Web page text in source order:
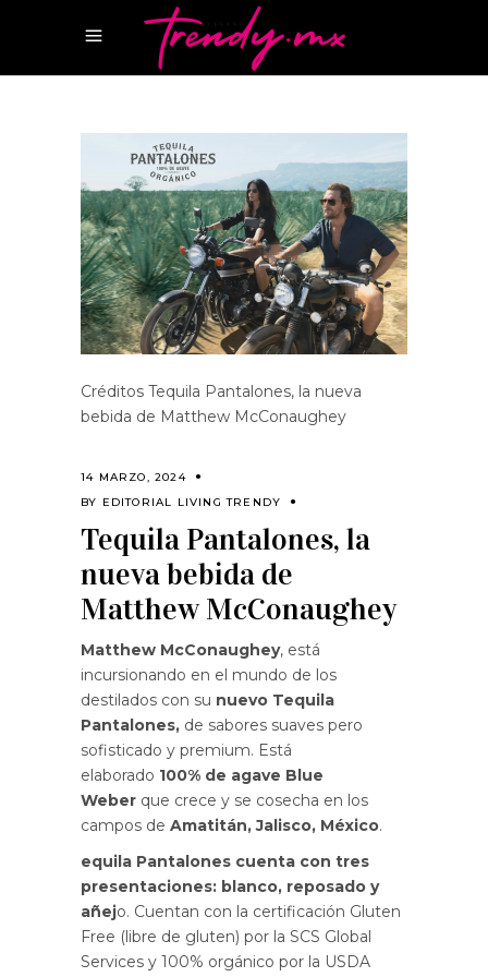
Créditos Tequila Pantalones, la nueva
bebida de Matthew McConaughey
14 MARZO, 2024
BY EDITORIAL LIVING TRENDY
Tequila Pantalones, la
nueva bebida de
Matthew McConaughey
Matthew McConaughey, está
incursionando en el mundo de los
destilados con su nuevo Tequila
Pantalones, de sabores suaves pero
sofisticado y premium. Está
elaborado 100% de agave Blue
Weber que crece y se cosecha en los
campos de Amatitán, Jalisco, México.
equila Pantalones cuenta con tres
presentaciones: blanco, reposado y
añejo. Cuentan con la certificación Gluten
Free (libre de gluten) por la SCS Global
Services y 100% orgánico por la USDA